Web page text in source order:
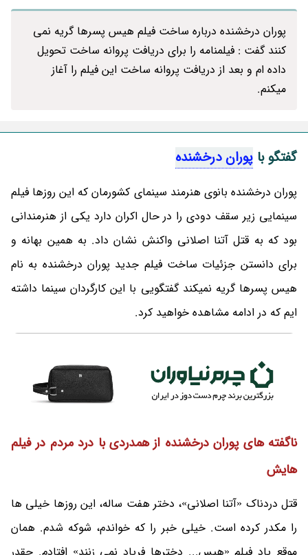
پوران درخشنده درباره ساخت فیلم هیس پسرها گریه نمی
کنند گفت : فیلمنامه را برای دریافت پروانه ساخت تحویل
داده ام و بعد از دریافت پروانه ساخت این فیلم را آغاز
میکنم.
گفتگو با پوران درخشنده
پوران درخشنده بانوی هنرمند سینمای کشورمان که این روزها فیلم
سینمایی زیر سقف دودی را در حال اکران دارد یکی از هنرمندانی
بود که به قتل آتنا اصلانی واکنش نشان داد. به همین بهانه و
برای دانستن جزئیات ساخت فیلم جدید پوران درخشنده به نام
هیس پسرها گریه نمیکند گفتگویی با این کارگردان سینما داشته
ایم که در ادامه مشاهده خواهید کرد.
ناگفته های پوران درخشنده از همدردی با درد مردم در فیلم
هایش
قتل دردناک «آتنا اصلانی»، دختر هفت ساله، این روزها خیلی ها
را مکدر کرده است. خیلی خبر را که خواندم، شوکه شدم. همان